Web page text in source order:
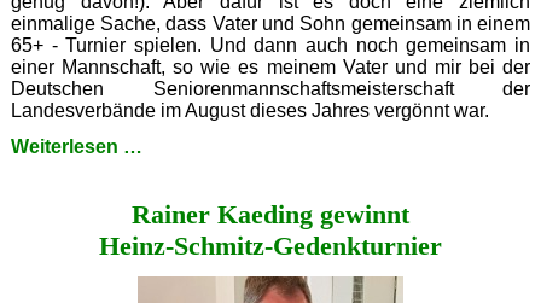
einmalige Sache, dass Vater und Sohn gemeinsam in einem
65+ - Turnier spielen. Und dann auch noch gemeinsam in
einer Mannschaft, so wie es meinem Vater und mir bei der
Deutschen Seniorenmannschaftsmeisterschaft der
Landesverbände im August dieses Jahres vergönnt war.
Weiterlesen …
Rainer Kaeding gewinnt
Heinz‑Schmitz‑Gedenkturnier